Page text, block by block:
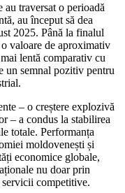
traversat o perioadă
au început să dea
2025. Până la finalul
o valoare de aproximativ
lentă comparativ cu
un semnal pozitiv pentru
– o creștere explozivă
– a condus la stabilirea
totale. Performanța
moldovenești și
economice globale,
nu doar prin
competitive.